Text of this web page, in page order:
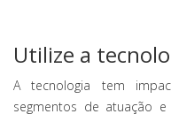
Utilize a
A tecnologia tem
segmentos de atuação